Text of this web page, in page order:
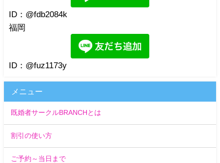
ID：@fdb2084k
福岡
ID：@fuz1173y
メニュー
既婚者サークルBRANCHとは
割引の使い方
ご予約～当日まで